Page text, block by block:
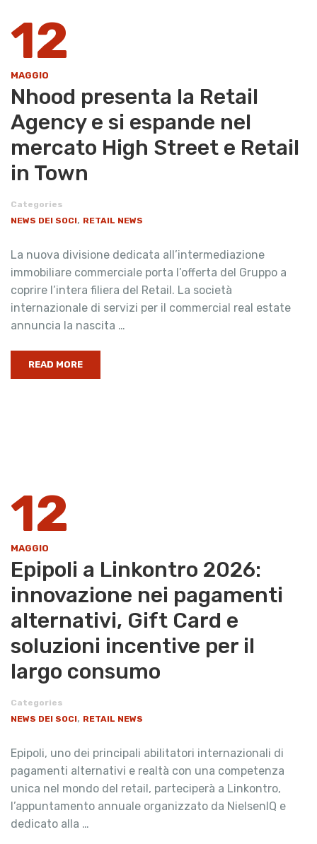
12
MAGGIO
Nhood presenta la Retail
Agency e si espande nel
mercato High Street e Retail
in Town
Categories
NEWS DEI SOCI, RETAIL NEWS
La nuova divisione dedicata all’intermediazione
immobiliare commerciale porta l’offerta del Gruppo a
coprire l’intera filiera del Retail. La società
internazionale di servizi per il commercial real estate
annuncia la nascita …
READ MORE
12
MAGGIO
Epipoli a Linkontro 2026:
innovazione nei pagamenti
alternativi, Gift Card e
soluzioni incentive per il
largo consumo
Categories
NEWS DEI SOCI, RETAIL NEWS
Epipoli, uno dei principali abilitatori internazionali di
pagamenti alternativi e realtà con una competenza
unica nel mondo del retail, parteciperà a Linkontro,
l’appuntamento annuale organizzato da NielsenIQ e
dedicato alla …